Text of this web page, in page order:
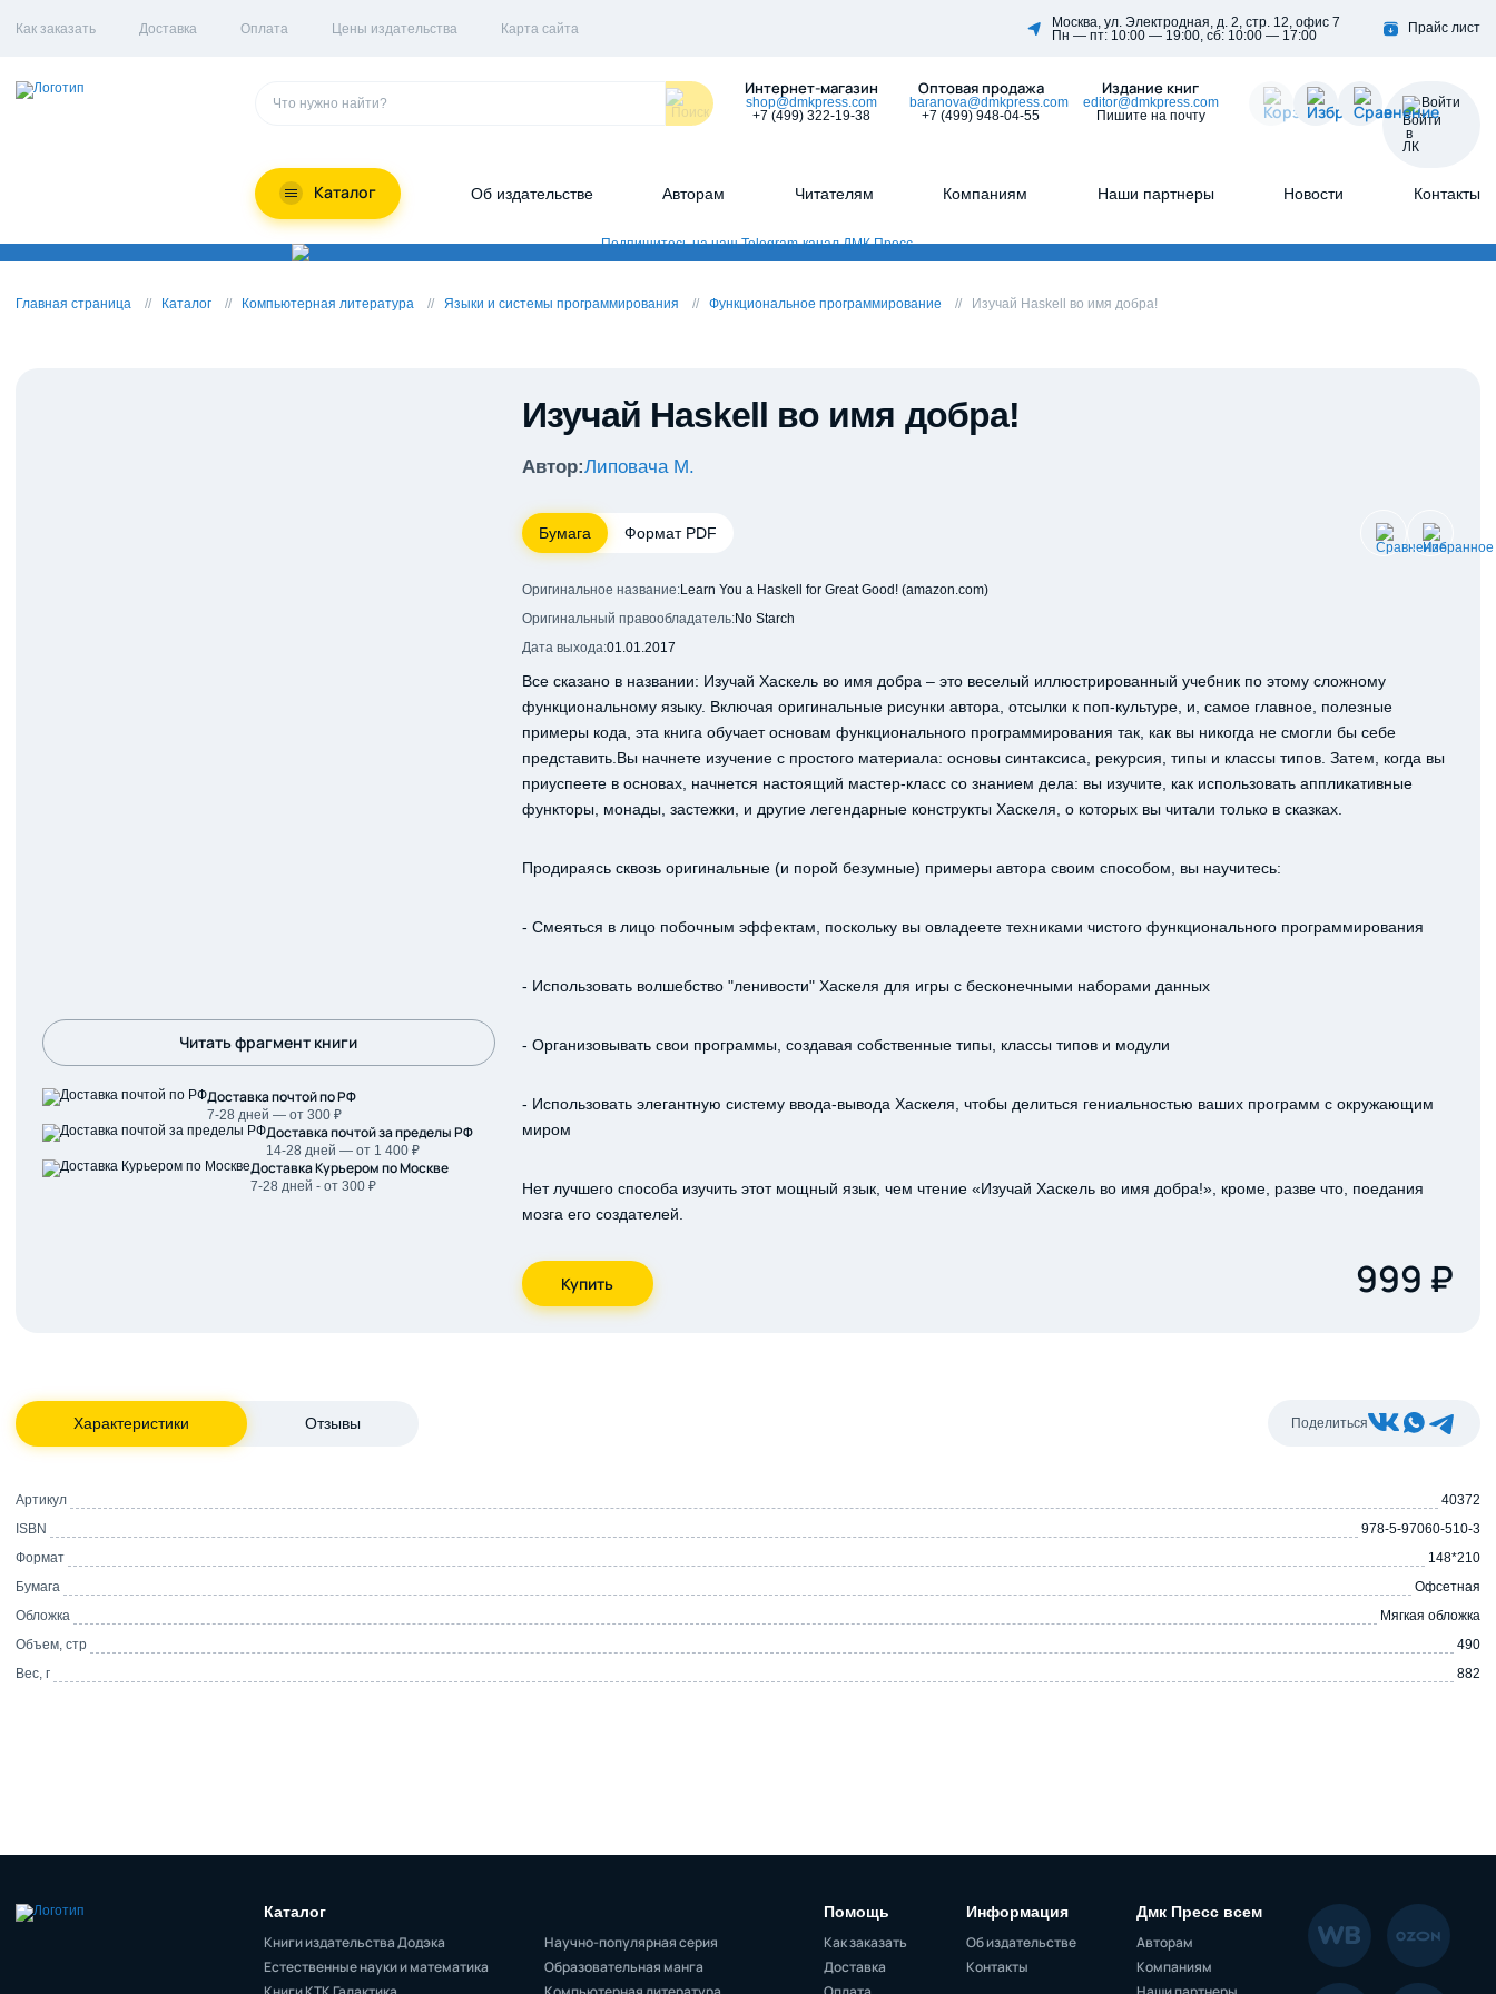
Как заказать Доставка Оплата Цены издательства Карта сайта
Москва, ул. Электродная, д. 2, стр. 12, офис 7
Пн — пт: 10:00 — 19:00, сб: 10:00 — 17:00
Прайс лист
Интернет-магазин
shop@dmkpress.com
+7 (499) 322-19-38
Оптовая продажа
baranova@dmkpress.com
+7 (499) 948-04-55
Издание книг
editor@dmkpress.com
Пишите на почту
Войти
Каталог Об издательстве Авторам Читателям Компаниям Наши партнеры Новости Контакты
Главная страница Каталог Компьютерная литература Языки и системы программирования Функциональное программирование Изучай Haskell во имя добра!
Читать фрагмент книги
Доставка почтой по РФ
7-28 дней — от 300 ₽
Доставка почтой за пределы РФ
14-28 дней — от 1 400 ₽
Доставка Курьером по Москве
7-28 дней - от 300 ₽
Изучай Haskell во имя добра!
Автор:Липовача М.
Бумага Формат PDF
Оригинальное название:Learn You a Haskell for Great Good! (amazon.com)
Оригинальный правообладатель:No Starch
Дата выхода:01.01.2017
Все сказано в названии: Изучай Хаскель во имя добра – это веселый иллюстрированный учебник по этому сложному
функциональному языку. Включая оригинальные рисунки автора, отсылки к поп-культуре, и, самое главное, полезные
примеры кода, эта книга обучает основам функционального программирования так, как вы никогда не смогли бы себе
представить.Вы начнете изучение с простого материала: основы синтаксиса, рекурсия, типы и классы типов. Затем, когда вы
приуспеете в основах, начнется настоящий мастер-класс со знанием дела: вы изучите, как использовать аппликативные
функторы, монады, застежки, и другие легендарные конструкты Хаскеля, о которых вы читали только в сказках.
Продираясь сквозь оригинальные (и порой безумные) примеры автора своим способом, вы научитесь:
- Смеяться в лицо побочным эффектам, поскольку вы овладеете техниками чистого функционального программирования
- Использовать волшебство "ленивости" Хаскеля для игры с бесконечными наборами данных
- Организовывать свои программы, создавая собственные типы, классы типов и модули
- Использовать элегантную систему ввода-вывода Хаскеля, чтобы делиться гениальностью ваших программ с окружающим
миром
Нет лучшего способа изучить этот мощный язык, чем чтение «Изучай Хаскель во имя добра!», кроме, разве что, поедания
мозга его создателей.
999 ₽
Характеристики Отзывы Поделиться
Артикул
40372
ISBN
978-5-97060-510-3
Формат
148*210
Бумага
Офсетная
Обложка
Мягкая обложка
Объем, стр
490
Вес, г
882
Каталог
Книги издательства Додэка
Естественные науки и математика
Научно-популярная серия
Образовательная манга
Помощь
Как заказать
Доставка
Информация
Об издательстве
Контакты
Дмк Пресс всем
Авторам
Компаниям